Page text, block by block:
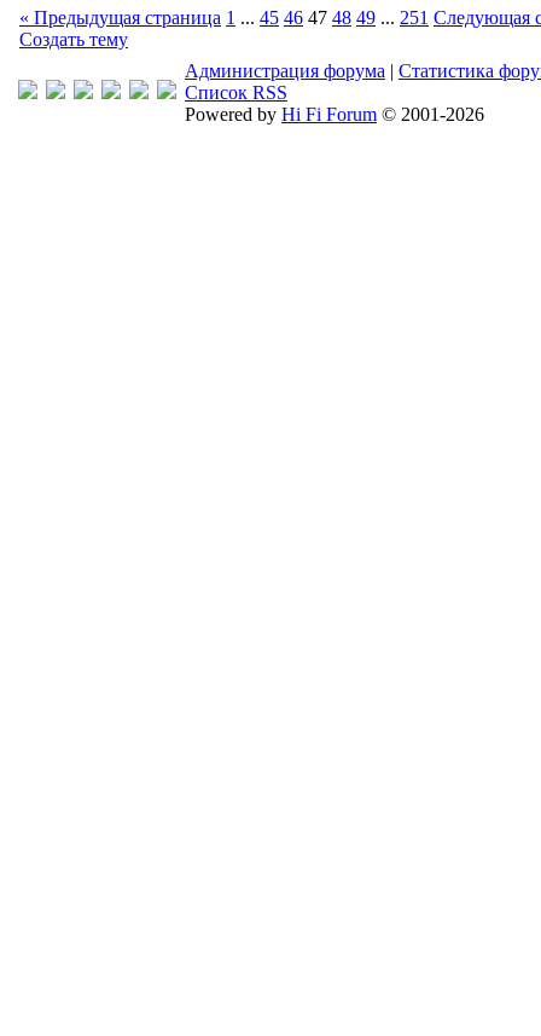
« Предыдущая страница 1 ... 45 46 47 48 49 ... 251 Следующая
Создать тему
Администрация форума | Статистика
Список RSS
Powered by Hi Fi Forum © 2001-2026